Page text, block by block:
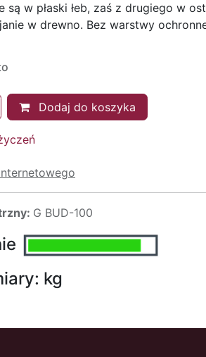
są w płaski łeb, zaś z drugiego w
w drewno. Bez warstwy
Dodaj do koszyka
G BUD-100
kg